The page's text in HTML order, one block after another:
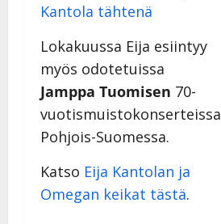
Kantola tähtenä
Lokakuussa Eija esiintyy
myös odotetuissa
Jamppa Tuomisen 70-
vuotismuistokonserteissa
Pohjois-Suomessa.
Katso Eija Kantolan ja
Omegan keikat tästä.